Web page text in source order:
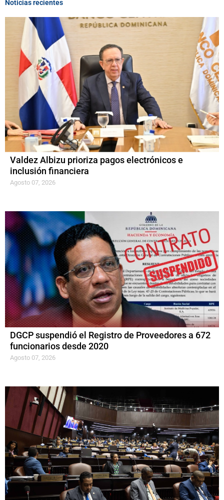
Noticias recientes
Valdez Albizu prioriza pagos electrónicos e
inclusión financiera
Agosto 07, 2026
DGCP suspendió el Registro de Proveedores a 672
funcionarios desde 2020
Agosto 07, 2026